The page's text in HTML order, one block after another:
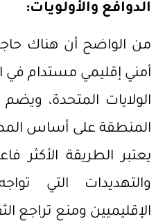
الدوافع والأولويات:
من الواضح أن هناك
أمني إقليمي مستدام في
الولايات المتحدة،
المنطقة على أساس
يعتبر الطريقة الأكثر
والتهديدات التي
الإقليميين ومنع تراجع